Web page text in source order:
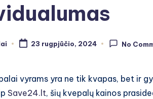
23 rugpjūčio, 2024 No
vyrams yra ne tik kvapas, bet ir
Save24.lt, šių kvepalų kainos